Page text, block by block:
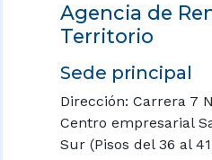
Agencia de
Territorio
Sede principal
Dirección: Carrera 7
Centro empresarial
Sur (Pisos del 36 al